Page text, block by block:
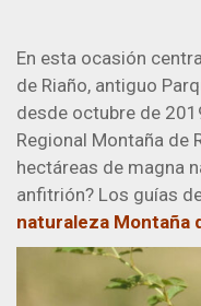
En esta ocasión
de Riaño, antiguo
desde octubre de
Regional Montaña de
hectáreas de magna
anfitrión? Los guías
naturaleza Montaña